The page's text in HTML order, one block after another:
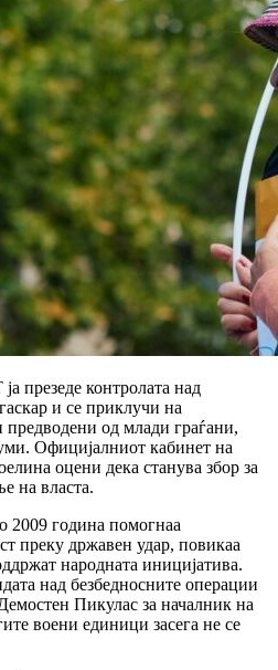
презеде контролата над
и се приклучи на
предводени од млади граѓани,
Официјалниот кабинет на
оцени дека станува збор за
на власта.
2009 година помогнаа
преку државен удар, повикаа
народната иницијатива.
над безбедносните операции
Пикулас за началник на
воени единици засега не се